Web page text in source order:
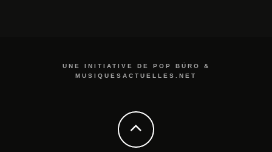
UNE INITIATIVE DE POP BÜRO &
MUSIQUESACTUELLES.NET